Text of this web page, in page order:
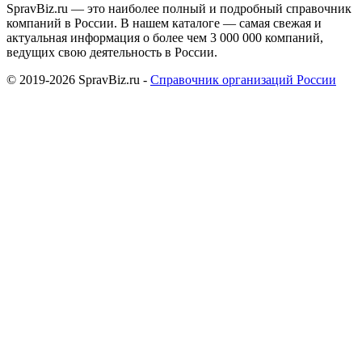
SpravBiz.ru — это наиболее полный и подробный справочник
компаний в России. В нашем каталоге — самая свежая и
актуальная информация о более чем 3 000 000 компаний,
ведущих свою деятельность в России.
© 2019-2026 SpravBiz.ru - Справочник организаций России